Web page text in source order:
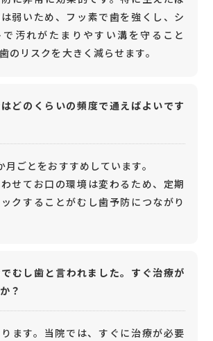
弱いため、フッ素で歯を強くし、シ
汚れがたまりやすい溝を守ること
のリスクを大きく減らせます。
どのくらいの頻度で通えばよいです
月ごとをおすすめしています。
せてお口の環境は変わるため、定期
クすることがむし歯予防につながり
むし歯と言われました。すぐ治療が
？
ます。当院では、すぐに治療が必要